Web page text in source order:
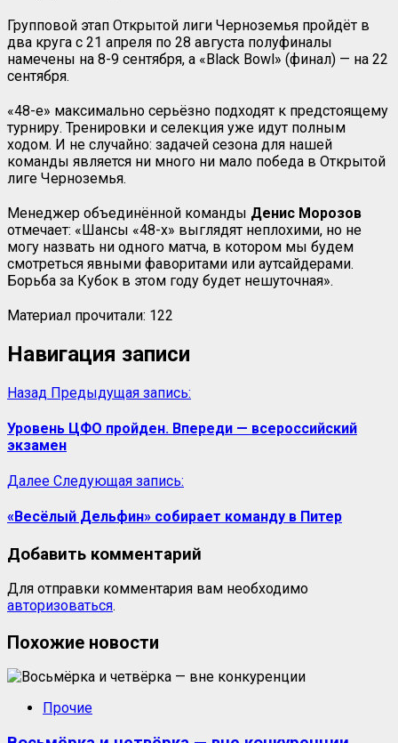
Групповой этап Открытой лиги Черноземья пройдёт в
два круга с 21 апреля по 28 августа полуфиналы
намечены на 8-9 сентября, а «Black Bowl» (финал) — на 22
сентября.
«48-е» максимально серьёзно подходят к предстоящему
турниру. Тренировки и селекция уже идут полным
ходом. И не случайно: задачей сезона для нашей
команды является ни много ни мало победа в Открытой
лиге Черноземья.
Менеджер объединённой команды Денис Морозов
отмечает: «Шансы «48-х» выглядят неплохими, но не
могу назвать ни одного матча, в котором мы будем
смотреться явными фаворитами или аутсайдерами.
Борьба за Кубок в этом году будет нешуточная».
Материал прочитали: 122
Навигация записи
Назад Предыдущая запись:
Уровень ЦФО пройден. Впереди — всероссийский
экзамен
Далее Следующая запись:
«Весёлый Дельфин» собирает команду в Питер
Добавить комментарий
Для отправки комментария вам необходимо
авторизоваться.
Похожие новости
Прочие